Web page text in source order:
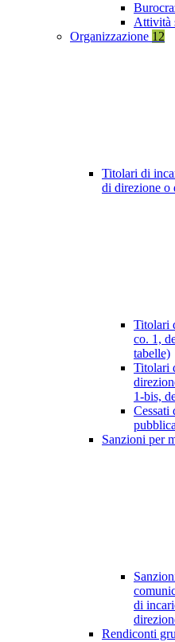
Attività
Organizzazione 12
Titolari di
di direzione o
Titolari
co. 1,
tabelle)
Titolari
1-bis,
Cessati
Sanzioni per
di
Rendiconti